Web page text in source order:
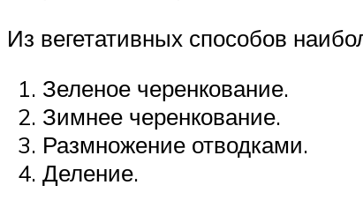
Из вегетативных способов
Зеленое черенкование.
Зимнее черенкование.
Размножение отводками.
Деление.